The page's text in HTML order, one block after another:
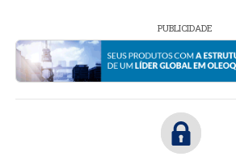
PUBLICIDADE